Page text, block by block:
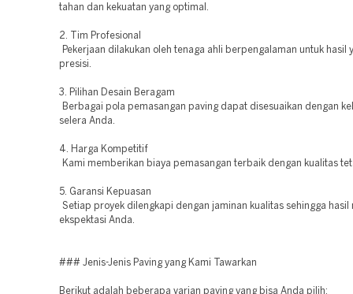
tahan dan kekuatan yang optimal.
2. Tim Profesional
Pekerjaan dilakukan oleh tenaga ahli berpengalaman untuk hasil
presisi.
3. Pilihan Desain Beragam
Berbagai pola pemasangan paving dapat disesuaikan dengan
selera Anda.
4. Harga Kompetitif
Kami memberikan biaya pemasangan terbaik dengan kualitas
5. Garansi Kepuasan
Setiap proyek dilengkapi dengan jaminan kualitas sehingga hasil
ekspektasi Anda.
### Jenis-Jenis Paving yang Kami Tawarkan
Berikut adalah beberapa varian paving yang bisa Anda pilih: